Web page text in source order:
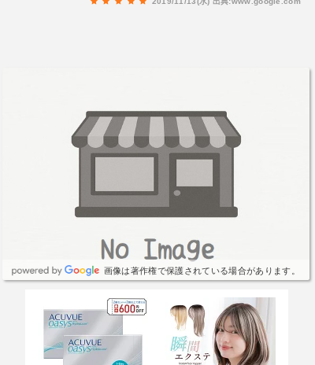
画像は著作権で保護されている場合があります。